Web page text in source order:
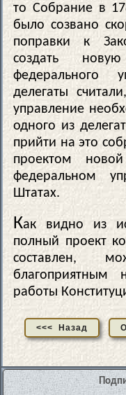
то Собрание в
было созвано
поправки к
создать
федерального
делегаты
управление
одного из
прийти на это
проектом
федеральном
Штатах.
Как видно из
полный проект
составлен,
благоприятным
работы
<<< Назад